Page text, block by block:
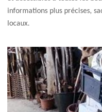
informations plus précises,
locaux.